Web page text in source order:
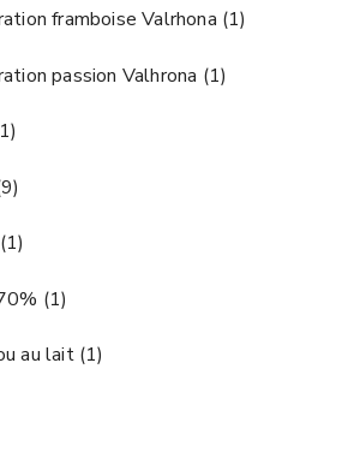
framboise Valrhona (1)
passion Valhrona (1)
(1)
(1)
au lait (1)